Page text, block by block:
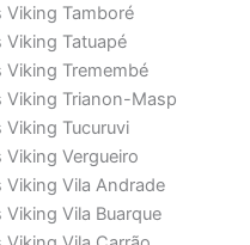
Viking Tamboré
Tatuapé
Tremembé
Viking Trianon-Masp
Tucuruvi
Vergueiro
Vila Andrade
Vila Buarque